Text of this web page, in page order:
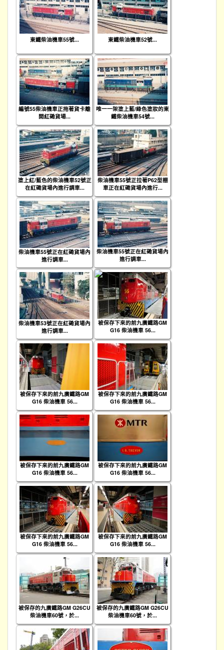
東鐵柴油機車55號... 東鐵柴油機車52號...
編號55柴油機車正拖著貨卡離
開紅磡貨場...
唯一一架塗上藍/綠色塗妝的東
鐵柴油機車54號...
塗上紅/藍色的柴油機車52號正
在紅磡貨場內進行調車...
柴油機車55號正拉著P62型棚
車正在紅磡貨場內進行...
柴油機車55號正在紅磡貨場內
進行調車...
柴油機車55號正在紅磡貨場內
進行調車...
柴油機車53號正在紅磡貨場內
進行調車...
被保存下來的前九廣鐵路GM
G16 柴油機車 56...
被保存下來的前九廣鐵路GM
G16 柴油機車 56...
被保存下來的前九廣鐵路GM
G16 柴油機車 56...
被保存下來的前九廣鐵路GM
G16 柴油機車 56...
被保存下來的前九廣鐵路GM
G16 柴油機車 56...
被保存下來的前九廣鐵路GM
G16 柴油機車 56...
被保存下來的前九廣鐵路GM
G16 柴油機車 56...
被保存的九廣鐵路GM G26CU
柴油機車60號，於...
被保存的九廣鐵路GM G26CU
柴油機車60號，於...